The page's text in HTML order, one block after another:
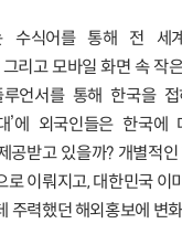
수식어를 통해 전 세
리고 모바일 화면 속 작
언서를 통해 한국을
’에 외국인들은 한국에
공받고 있을까? 개별적
로 이뤄지고, 대한민국 이
주력했던 해외홍보에 변